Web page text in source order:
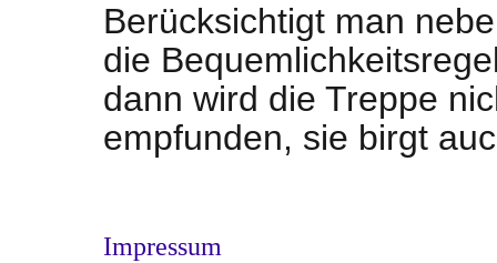
Berücksichtigt man
die
dann wird die Treppe
empfunden, sie birgt
Impressum